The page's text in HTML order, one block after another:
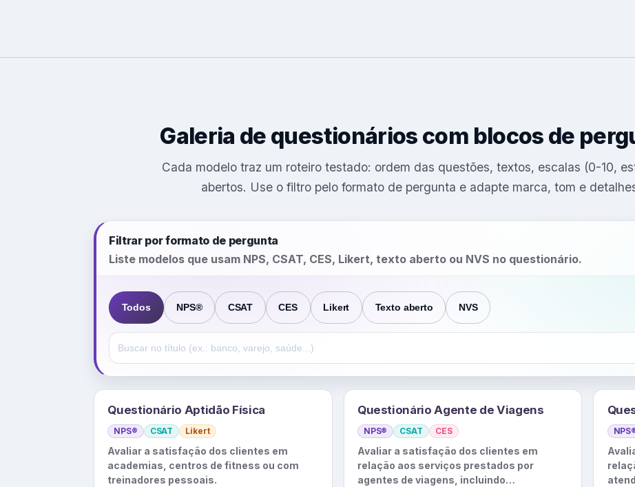
Galeria de questionários com blocos de
Cada modelo traz um roteiro testado: ordem das questões, textos, escalas (0-10,
abertos. Use o filtro pelo formato de pergunta e adapte marca, tom e
Filtrar por formato de pergunta
Liste modelos que usam NPS, CSAT, CES, Likert, texto aberto ou NVS no questionário.
Todos NPS® CSAT CES Likert Texto aberto NVS
Questionário Aptidão Física
NPS® CSAT Likert
Avaliar a satisfação dos clientes em
academias, centros de fitness ou com
treinadores pessoais.
Questionário Agente de Viagens
NPS® CSAT CES
Avaliar a satisfação dos clientes em
relação aos serviços prestados por
agentes de viagens, incluindo